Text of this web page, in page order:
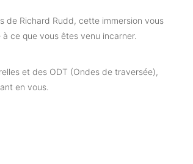
de Richard Rudd, cette immersion vous
ce que vous êtes venu incarner.
et des ODT (Ondes de traversée),
en vous.